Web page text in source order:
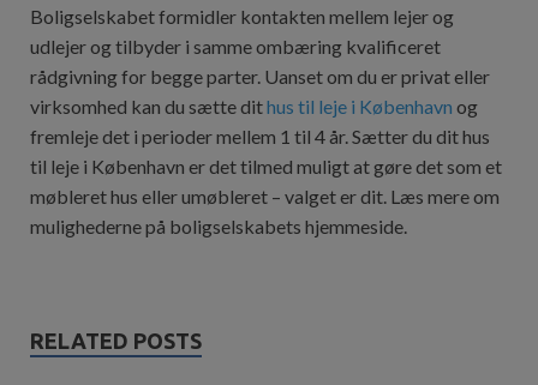
Boligselskabet formidler kontakten mellem lejer og
udlejer og tilbyder i samme ombæring kvalificeret
rådgivning for begge parter. Uanset om du er privat eller
virksomhed kan du sætte dithus til leje i København og
fremleje det i perioder mellem 1 til 4 år. Sætter du dit hus
til leje i København er det tilmed muligt at gøre det som et
møbleret hus eller umøbleret – valget er dit. Læs mere om
mulighederne på boligselskabets hjemmeside.
RELATED POSTS